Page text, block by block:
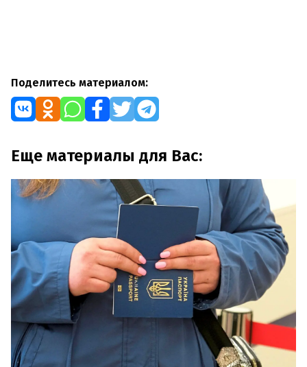
Поделитесь материалом:
Еще материалы для Вас: